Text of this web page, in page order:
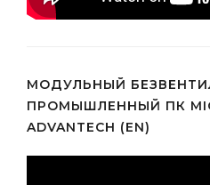
МОДУЛЬНЫЙ
ПРОМЫШЛЕННЫЙ ПК
ADVANTECH (EN)